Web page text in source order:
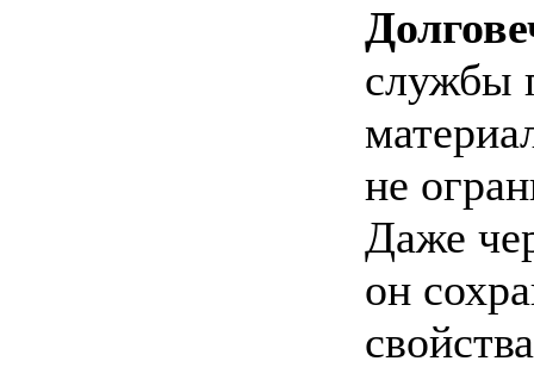
службы
не
Даже
он